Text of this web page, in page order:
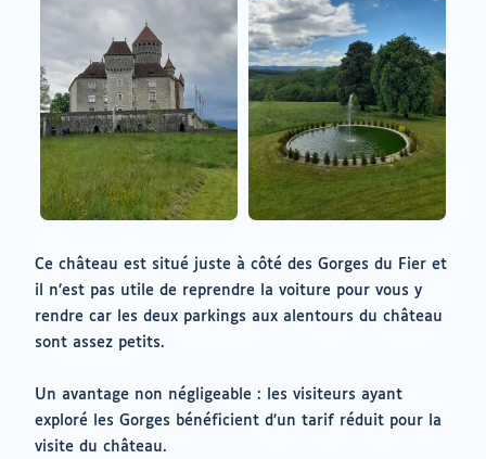
Ce château est situé juste à côté des Gorges du Fier et
il n’est pas utile de reprendre la voiture pour vous y
rendre car les deux parkings aux alentours du château
sont assez petits.
Un avantage non négligeable : les visiteurs ayant
exploré les Gorges bénéficient d’un tarif réduit pour la
visite du château.